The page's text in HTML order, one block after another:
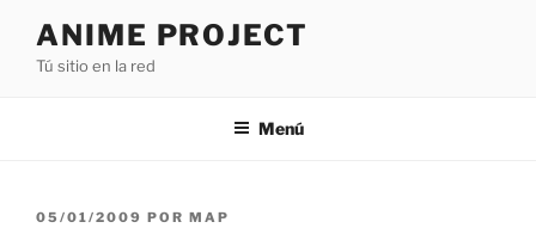
contenido
ANIME PROJECT
Tú sitio en la red
Menú
PUBLICADO
05/01/2009 POR MAP